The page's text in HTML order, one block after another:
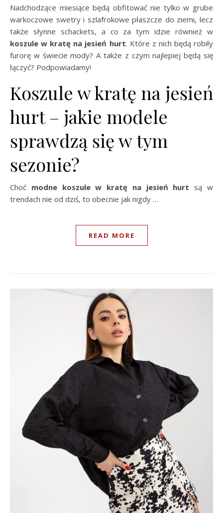
Nadchodzące miesiące będą obfitować nie tylko w grube
warkoczowe swetry i szlafrokowe płaszcze do ziemi, lecz
także słynne schackets, a co za tym idzie również w
koszule w kratę na jesień hurt. Które z nich będą robiły
furorę w świecie mody? A także z czym najlepiej będą się
łączyć? Podpowiadamy!
Koszule w kratę na jesień
hurt – jakie modele
sprawdzą się w tym
sezonie?
Choć modne koszule w kratę na jesień hurt są w
trendach nie od dziś, to obecnie jak nigdy …
READ MORE